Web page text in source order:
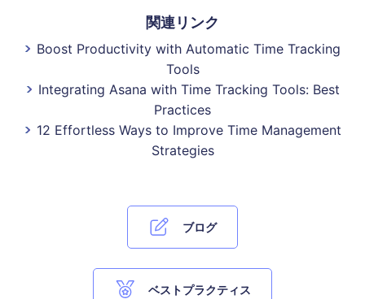
関連リンク
Boost Productivity with Automatic Time Tracking
Tools
Integrating Asana with Time Tracking Tools: Best
Practices
12 Effortless Ways to Improve Time Management
Strategies
ブログ
ベストプラクティス